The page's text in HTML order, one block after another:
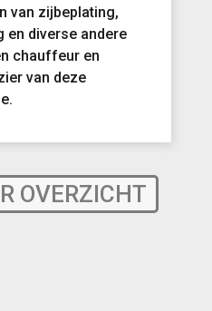
van zijbeplating,
en diverse andere
chauffeur en
van deze
OVERZICHT